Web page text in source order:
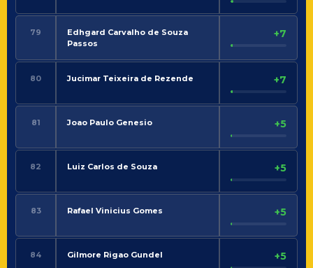
79
Edhgard Carvalho de Souza
Passos
+7
80 Jucimar Teixeira de Rezende +7
81 Joao Paulo Genesio +5
82 Luiz Carlos de Souza +5
83 Rafael Vinicius Gomes +5
84 Gilmore Rigao Gundel +5